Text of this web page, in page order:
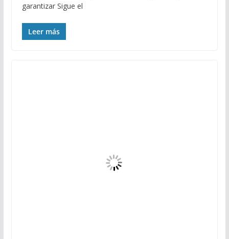
garantizar Sigue el
Leer más